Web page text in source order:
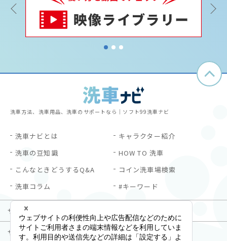
Previous
1 2
洗車方法、洗車用品、洗車のサポートなら｜ソフト99洗車ナビ
洗車ナビとは
キャラクター紹介
洗車の豆知識
HOW TO 洗車
こんなときどうするQ&A
コイン洗車場検索
洗車コラム
#キーワード
サイトご利用にあたって
サイトマップ お問い合わせ